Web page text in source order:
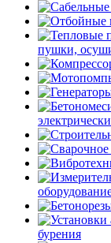
пушки,
бурения